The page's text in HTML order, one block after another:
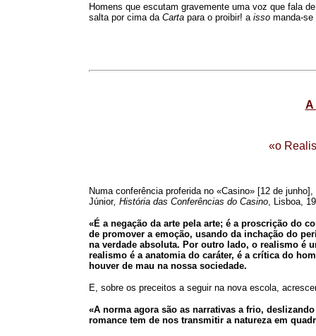
Homens que escutam gravemente uma voz que fala
salta por cima da Carta para o proibir! a isso manda-
A
«o
Numa conferência proferida no «Casino» [12 de
Júnior, História das Conferências do Casino, Lisboa,
«É a negação da arte pela arte; é a proscrição do
de promover a emoção, usando da inchação do
na verdade absoluta. Por outro lado, o realismo é
realismo é a anatomia do caráter, é a crítica do
houver de mau na nossa sociedade.
E, sobre os preceitos a seguir na nova escola,
«A norma agora são as narrativas a frio,
romance tem de nos transmitir a natureza em